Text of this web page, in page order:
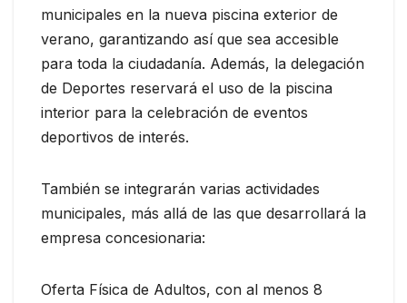
municipales en la nueva piscina exterior de
verano, garantizando así que sea accesible
para toda la ciudadanía. Además, la delegación
de Deportes reservará el uso de la piscina
interior para la celebración de eventos
deportivos de interés.
También se integrarán varias actividades
municipales, más allá de las que desarrollará la
empresa concesionaria:
Oferta Física de Adultos, con al menos 8